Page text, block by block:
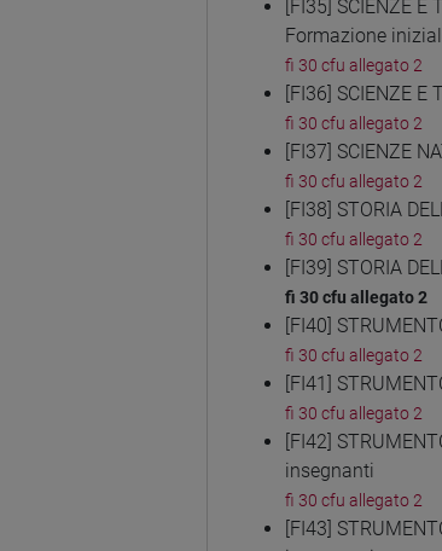
[FI35] SCIENZE E
Formazione
fi 30 cfu allegato 2
[FI36] SCIENZE E
fi 30 cfu allegato 2
[FI37] SCIENZE
fi 30 cfu allegato 2
[FI38] STORIA
fi 30 cfu allegato 2
[FI39] STORIA
fi 30 cfu allegato 2
[FI40]
fi 30 cfu allegato 2
[FI41]
fi 30 cfu allegato 2
[FI42]
insegnanti
fi 30 cfu allegato 2
[FI43]